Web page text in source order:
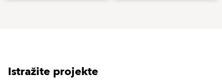
Istražite projekte